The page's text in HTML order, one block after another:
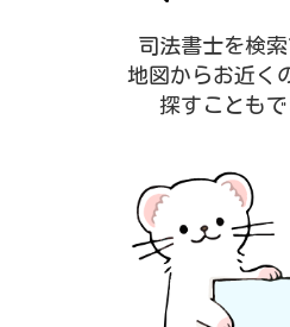
司法書士を検索
地図からお近く
探すこともで